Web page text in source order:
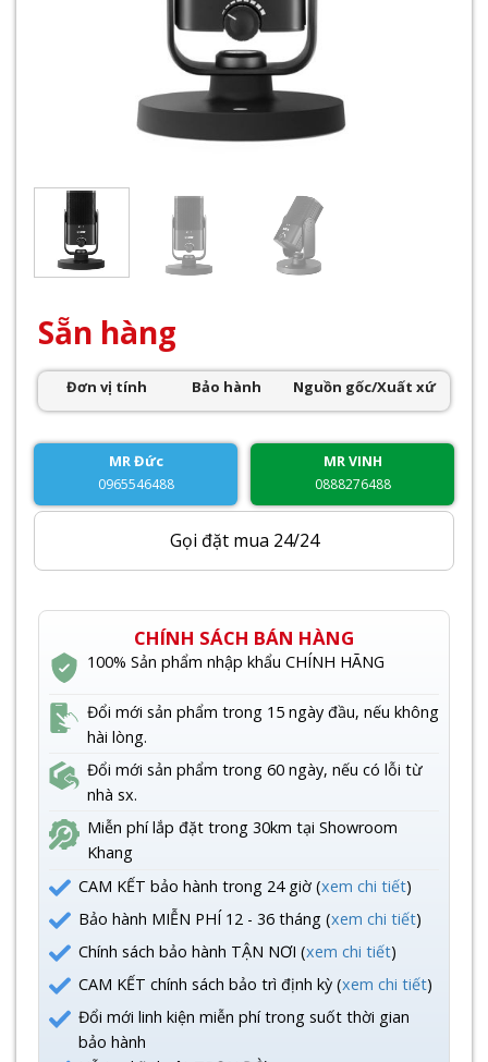
Sẵn hàng
Đơn vị tính Bảo hành Nguồn gốc/Xuất xứ
MR Đức
0965546488
MR VINH
0888276488
Gọi đặt mua 24/24
CHÍNH SÁCH BÁN HÀNG
100% Sản phẩm nhập khẩu CHÍNH HÃNG
Đổi mới sản phẩm trong 15 ngày đầu, nếu không
hài lòng.
Đổi mới sản phẩm trong 60 ngày, nếu có lỗi từ
nhà sx.
Miễn phí lắp đặt trong 30km tại Showroom
Khang
CAM KẾT bảo hành trong 24 giờ (xem chi tiết)
Bảo hành MIỄN PHÍ 12 - 36 tháng (xem chi tiết)
Chính sách bảo hành TẬN NƠI (xem chi tiết)
CAM KẾT chính sách bảo trì định kỳ (xem chi tiết)
Đổi mới linh kiện miễn phí trong suốt thời gian
bảo hành